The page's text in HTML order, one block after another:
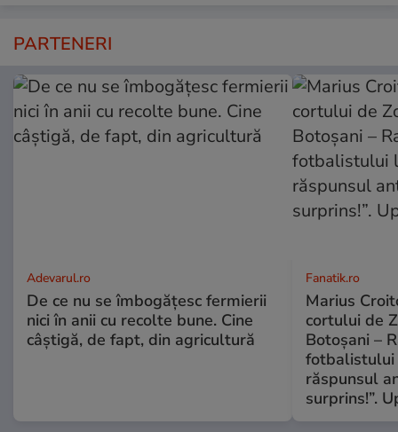
PARTENERI
Adevarul.ro
De ce nu se îmbogățesc fermierii
nici în anii cu recolte bune. Cine
câștigă, de fapt, din agricultură
Fanatik.ro
Marius
cortului de
Botoșani –
răspunsul
surprins!”.